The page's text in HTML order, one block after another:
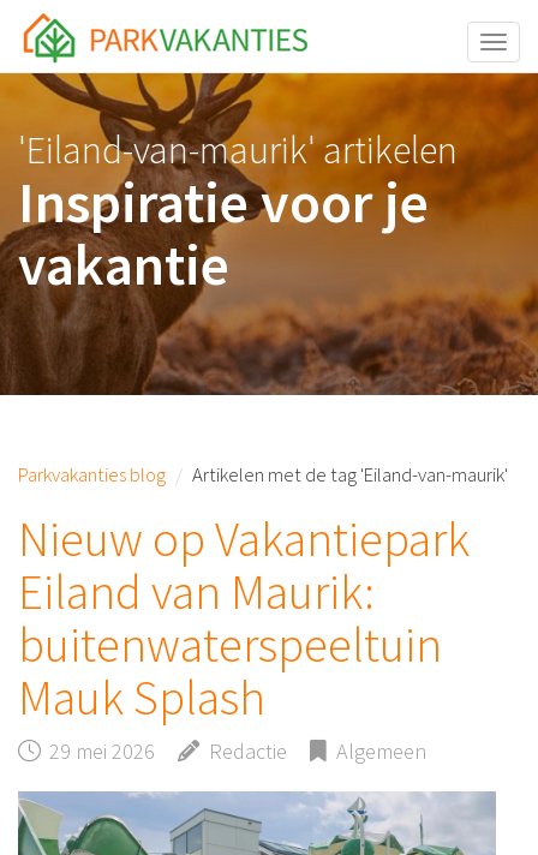
<body id="page-top">
'Eiland-van-maurik' artikelen
Inspiratie voor je
vakantie
Parkvakanties blog Artikelen met de tag 'Eiland-van-maurik'
Nieuw op Vakantiepark
Eiland van Maurik:
buitenwaterspeeltuin
Mauk Splash
29 mei 2026 Redactie Algemeen